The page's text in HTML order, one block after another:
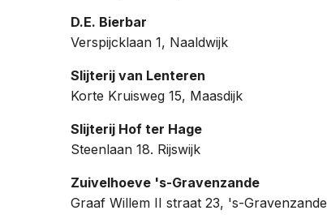
D.E. Bierbar
Verspijcklaan 1, Naaldwijk
Slijterij van Lenteren
Korte Kruisweg 15, Maasdijk
Slijterij Hof ter Hage
Steenlaan 18. Rijswijk
Zuivelhoeve 's-Gravenzande
Graaf Willem II straat 23, 's-Gravenzande